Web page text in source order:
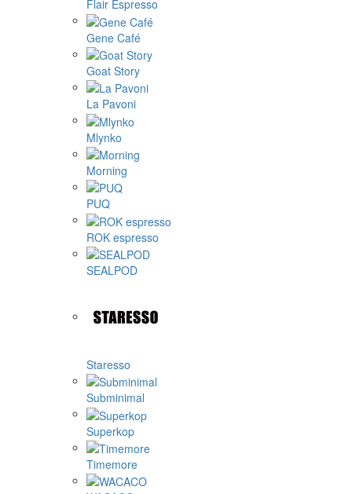
Flair Espresso
Gene Café
Goat Story
La Pavoni
Mlynko
Morning
PUQ
ROK espresso
SEALPOD
Staresso
Subminimal
Superkop
Timemore